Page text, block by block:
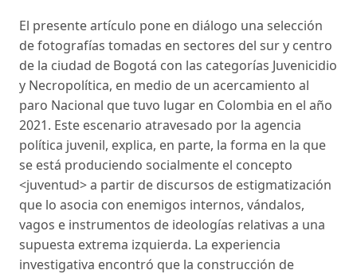
El presente artículo pone en diálogo una selección
de fotografías tomadas en sectores del sur y centro
de la ciudad de Bogotá con las categorías Juvenicidio
y Necropolítica, en medio de un acercamiento al
paro Nacional que tuvo lugar en Colombia en el año
2021. Este escenario atravesado por la agencia
política juvenil, explica, en parte, la forma en la que
se está produciendo socialmente el concepto
<juventud> a partir de discursos de estigmatización
que lo asocia con enemigos internos, vándalos,
vagos e instrumentos de ideologías relativas a una
supuesta extrema izquierda. La experiencia
investigativa encontró que la construcción de